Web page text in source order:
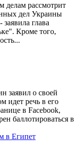
делам рассмотрит
дел Украины
глава
Кроме того,
заявил о своей
идет речь в его
в Facebook,
баллотироваться в
в Египет